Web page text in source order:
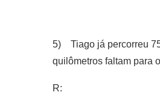
5) Tiago já percorreu
quilômetros faltam para
R: